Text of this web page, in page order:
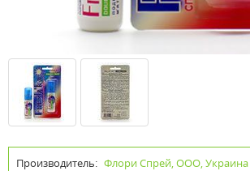
Производитель: Флори Спрей, ООО, Украина